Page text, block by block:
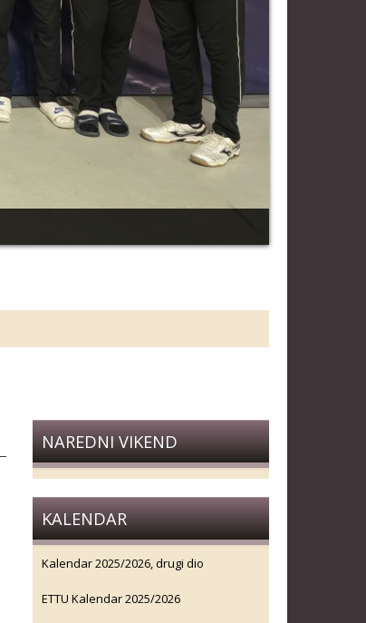
NAREDNI VIKEND
KALENDAR
Kalendar 2025/2026, drugi dio
ETTU Kalendar 2025/2026